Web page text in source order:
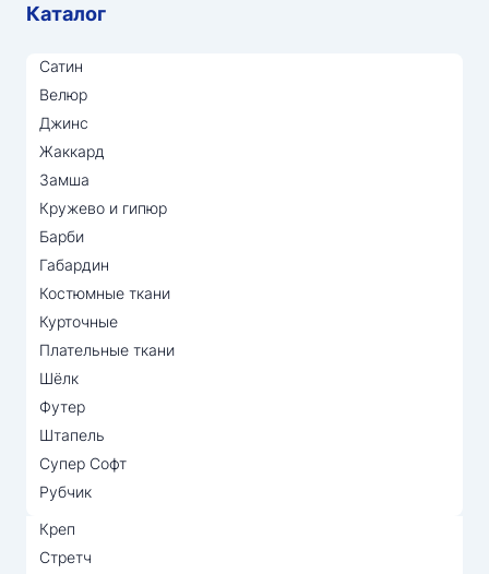
Каталог
Сатин
Велюр
Джинс
Жаккард
Замша
Кружево и гипюр
Барби
Габардин
Костюмные ткани
Курточные
Плательные ткани
Шёлк
Футер
Штапель
Супер Софт
Рубчик
Креп
Стретч